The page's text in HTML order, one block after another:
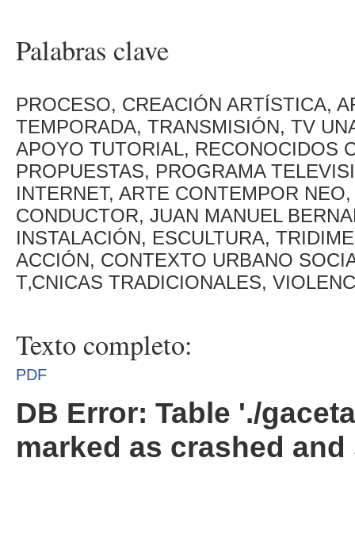
Palabras clave
PROCESO, CREACIÓN ARTÍSTICA,
TEMPORADA, TRANSMISIÓN, TV
APOYO TUTORIAL, RECONOCIDOS
PROPUESTAS, PROGRAMA
INTERNET, ARTE CONTEMPOR
CONDUCTOR, JUAN MANUEL
INSTALACIÓN, ESCULTURA,
ACCIÓN, CONTEXTO URBANO
T‚CNICAS TRADICIONALES,
Texto completo:
PDF
DB Error: Table './
marked as crashed